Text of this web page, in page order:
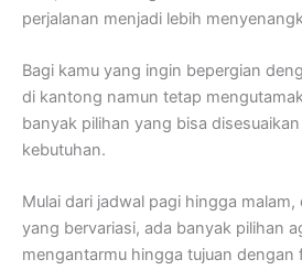
perjalanan menjadi lebih
Bagi kamu yang ingin bepergian
di kantong namun tetap
banyak pilihan yang bisa
kebutuhan.
Mulai dari jadwal pagi hingga
yang bervariasi, ada banyak pilihan
mengantarmu hingga tujuan